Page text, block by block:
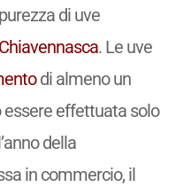
di uve
Chiavennasca. Le uve
di almeno un
effettuata solo
della
in commercio, il